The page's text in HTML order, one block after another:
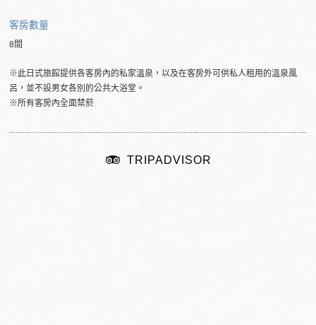
客房數量
8間
※此日式旅館提供各客房內的私家溫泉，以及在客房外可供私人租用的溫泉風
呂，並不設男女各別的公共大浴堂。
※所有客房內全面禁菸
TRIPADVISOR